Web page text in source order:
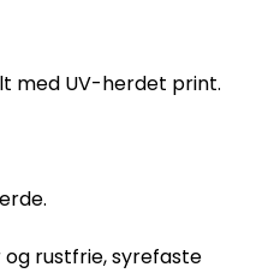
med UV-herdet print.
og rustfrie, syrefaste